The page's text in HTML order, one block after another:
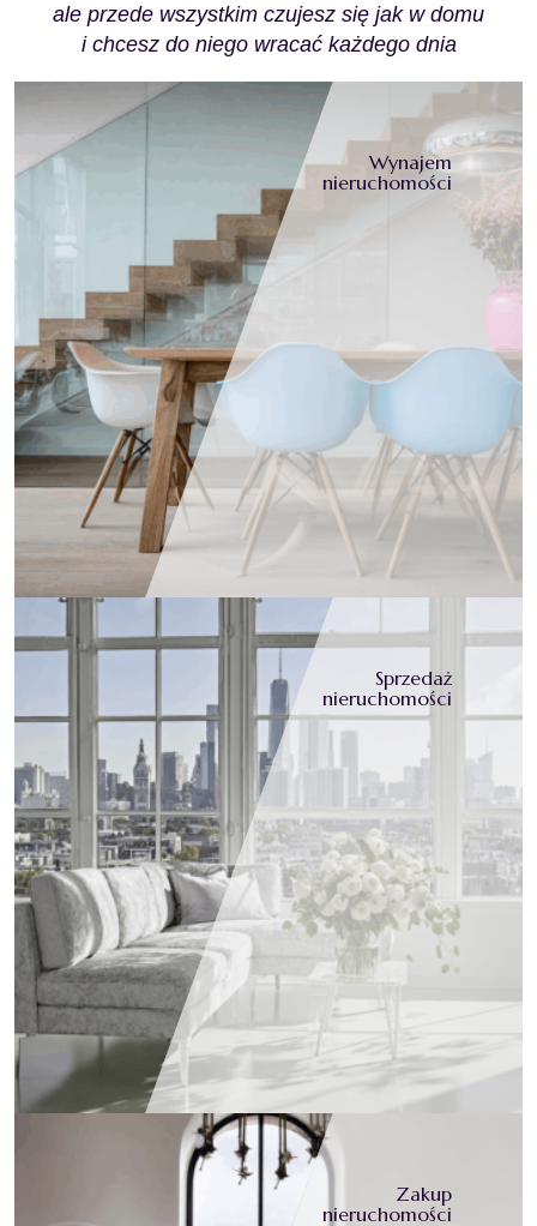
ale przede wszystkim czujesz się jak w domu
i chcesz do niego wracać każdego dnia
Wynajem
nieruchomości
Sprzedaż
nieruchomości
Zakup
nieruchomości